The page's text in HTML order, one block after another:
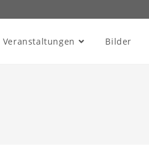
Veranstaltungen Bilder